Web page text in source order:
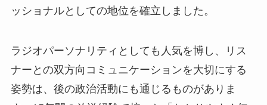
ッショナルとしての地位を確立しました。
ラジオパーソナリティとしても人気を博し、リス
ナーとの双方向コミュニケーションを大切にする
姿勢は、後の政治活動にも通じるものがありま